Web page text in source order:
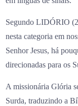
Segundo LIDÓRIO
nesta categoria em
Senhor Jesus, há
direcionadas para os
A missionária Glória
Surda, traduzindo a